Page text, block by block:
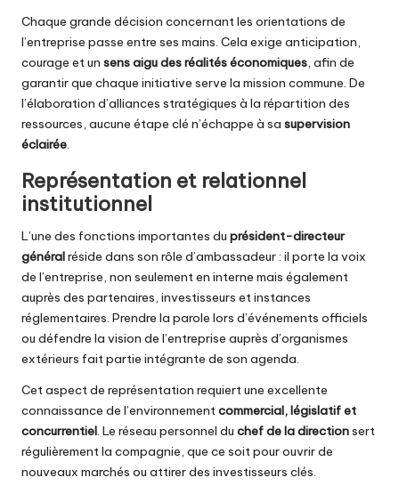
Chaque grande décision concernant les orientations de
l’entreprise passe entre ses mains. Cela exige anticipation,
courage et un sens aigu des réalités économiques, afin de
garantir que chaque initiative serve la mission commune. De
l’élaboration d’alliances stratégiques à la répartition des
ressources, aucune étape clé n’échappe à sa supervision
éclairée.
Représentation et relationnel
institutionnel
L’une des fonctions importantes du président-directeur
généralréside dans son rôle d’ambassadeur : il porte la voix
de l’entreprise, non seulement en interne mais également
auprès des partenaires, investisseurs et instances
réglementaires. Prendre la parole lors d’événements officiels
ou défendre la vision de l’entreprise auprès d’organismes
extérieurs fait partie intégrante de son agenda.
Cet aspect de représentation requiert une excellente
connaissance de l’environnementcommercial, législatif et
concurrentiel. Le réseau personnel du chef de la directionsert
régulièrement la compagnie, que ce soit pour ouvrir de
nouveaux marchés ou attirer des investisseurs clés.